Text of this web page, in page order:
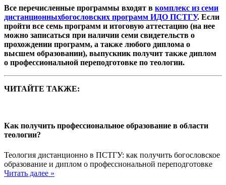
Все перечисленные программы входят в комплекс из семи
дистанционныхбогословских программ ИДО ПСТГУ. Если
пройти все семь программ и итоговую аттестацию (на нее
можно записаться при наличии семи свидетельств о
прохождении программ, а также любого диплома о
высшем образовании), выпускник получит также диплом
о профессиональной переподготовке по теологии.
ЧИТАЙТЕ ТАКЖЕ:
Как получить профессиональное образование в области
теологии?
Теология дистанционно в ПСТГУ: как получить богословское
образование и диплом о профессиональной переподготовке
Читать далее »